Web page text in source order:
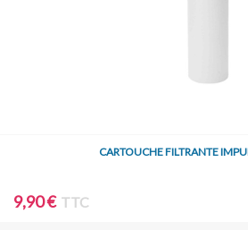
CARTOUCHE FILTRANTE
9,90 € TTC